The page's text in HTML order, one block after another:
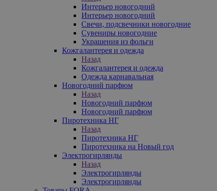
Интерьер новогодний
Интерьер новогодний
Свечи, подсвечники новогодние
Сувениры новогодние
Украшения из фольги
Кожгалантерея и одежда
Назад
Кожгалантерея и одежда
Одежда карнавальная
Новогодний парфюм
Назад
Новогодний парфюм
Новогодний парфюм
Пиротехника НГ
Назад
Пиротехника НГ
Пиротехника на Новый год
Электрогирлянды
Назад
Электрогирлянды
Электрогирлянды